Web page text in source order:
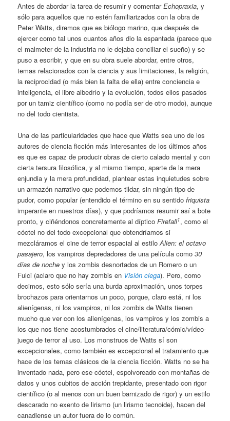
Antes de abordar la tarea de resumir y comentarEchopraxia, y
sólo para aquellos que no estén familiarizados con la obra de
Peter Watts, diremos que es biólogo marino, que después de
ejercer como tal unos cuantos años dio la espantada (parece que
el malmeter de la industria no le dejaba conciliar el sueño) y se
puso a escribir, y que en su obra suele abordar, entre otros,
temas relacionados con la ciencia y sus limitaciones, la religión,
la reciprocidad (o más bien la falta de ella) entre conciencia e
inteligencia, el libre albedrío y la evolución, todos ellos pasados
por un tamiz científico (como no podía ser de otro modo), aunque
no del todo cientista.
Una de las particularidades que hace que Watts sea uno de los
autores de ciencia ficción más interesantes de los últimos años
es que es capaz de producir obras de cierto calado mental y con
cierta tersura filosófica, y al mismo tiempo, aparte de la mera
enjundia y la mera profundidad, plantear estas inquietudes sobre
un armazón narrativo que podemos tildar, sin ningún tipo de
pudor, como popular (entendido el término en su sentidofriquista
imperante en nuestros días), y que podríamos resumir así a bote
pronto, y ciñéndonos concretamente al dípticoFirefall1, como el
cóctel no del todo excepcional que obtendríamos si
mezcláramos el cine de terror espacial al estiloAlien: el octavo
pasajero, los vampiros depredadores de una película como30
días de nochey los zombis desnortados de un Romero o un
Fulci (aclaro que no hay zombis en Visión ciega). Pero, como
decimos, esto sólo sería una burda aproximación, unos torpes
brochazos para orientarnos un poco, porque, claro está, ni los
alienígenas, ni los vampiros, ni los zombis de Watts tienen
mucho que ver con los alienígenas, los vampiros y los zombis a
los que nos tiene acostumbrados el cine/literatura/cómic/vídeo-
juego de terror al uso. Los monstruos de Watts sí son
excepcionales, como también es excepcional el tratamiento que
hace de los temas clásicos de la ciencia ficción. Watts no se ha
inventado nada, pero ese cóctel, espolvoreado con montañas de
datos y unos cubitos de acción trepidante, presentado con rigor
científico (o al menos con un buen barnizado de rigor) y un estilo
descarado no exento de lirismo (un lirismo tecnoide), hacen del
canadiense un autor fuera de lo común.